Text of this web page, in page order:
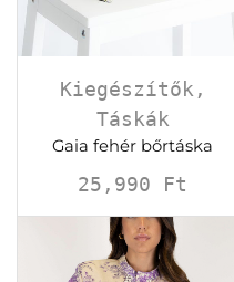
Kiegészítők ,
Táskák
Gaia fehér bőrtáska
25,990 Ft